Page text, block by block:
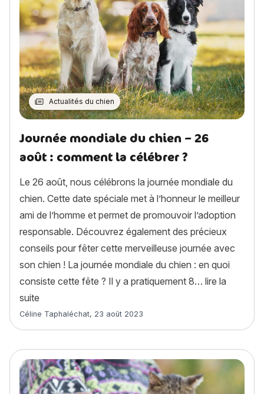
Actualités du chien
Journée mondiale du chien – 26
août : comment la célébrer ?
Le 26 août, nous célébrons la journée mondiale du
chien. Cette date spéciale met à l’honneur le meilleur
ami de l’homme et permet de promouvoir l’adoption
responsable. Découvrez également des précieux
conseils pour fêter cette merveilleuse journée avec
son chien ! La journée mondiale du chien : en quoi
consiste cette fête ? Il y a pratiquement 8… lire la
suite
Article rédigé par
Céline Taphaléchat, 23 août 2023